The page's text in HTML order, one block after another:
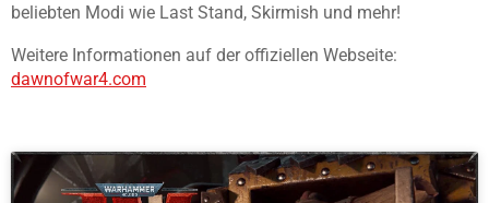
beliebten Modi wie Last Stand, Skirmish und mehr!
Weitere Informationen auf der offiziellen Webseite:
dawnofwar4.com